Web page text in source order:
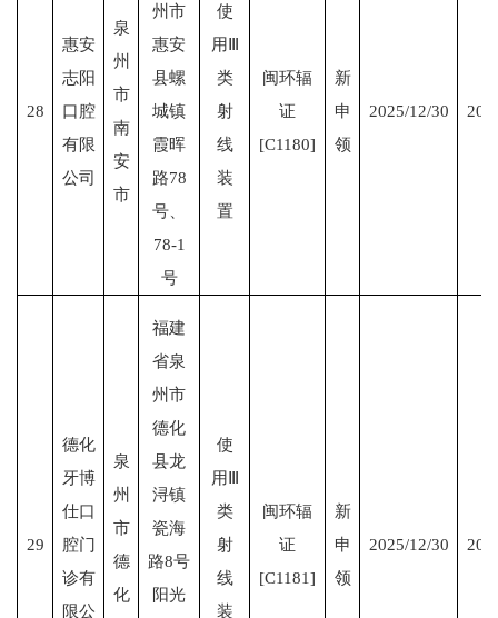
28
惠安
志阳
口腔
有限
公司
泉
州
市
南
安
市
州市
惠安
县螺
城镇
霞晖
路78
号、
78-1
号
使
用Ⅲ
类
射
线
装
置
闽环辐
证
[C1180]
新
申
领
2025/12/30
29
德化
牙博
仕口
腔门
诊有
限公
泉
州
市
德
化
福建
省泉
州市
德化
县龙
浔镇
瓷海
路8号
阳光
使
用Ⅲ
类
射
线
装
闽环辐
证
[C1181]
新
申
领
2025/12/30